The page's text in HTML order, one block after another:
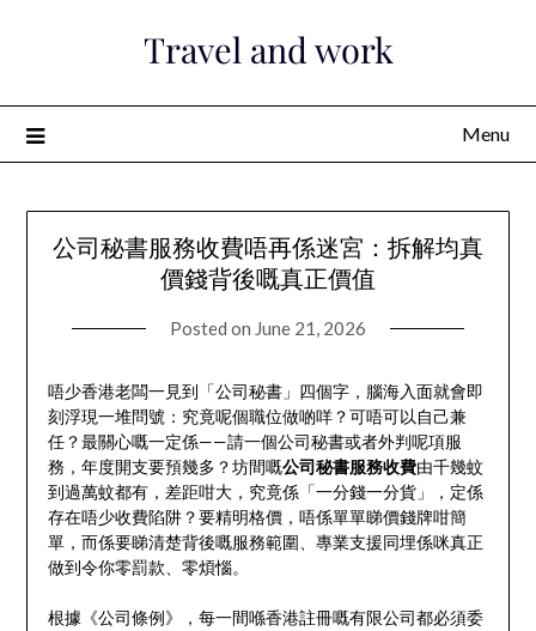
Travel and work
Menu
公司秘書服務收費唔再係迷宮：拆解均真
價錢背後嘅真正價值
Posted on June 21, 2026
唔少香港老闆一見到「公司秘書」四個字，腦海入面就會即
刻浮現一堆問號：究竟呢個職位做啲咩？可唔可以自己兼
任？最關心嘅一定係——請一個公司秘書或者外判呢項服
務，年度開支要預幾多？坊間嘅公司秘書服務收費由千幾蚊
到過萬蚊都有，差距咁大，究竟係「一分錢一分貨」，定係
存在唔少收費陷阱？要精明格價，唔係單單睇價錢牌咁簡
單，而係要睇清楚背後嘅服務範圍、專業支援同埋係咪真正
做到令你零罰款、零煩惱。
根據《公司條例》，每一間喺香港註冊嘅有限公司都必須委